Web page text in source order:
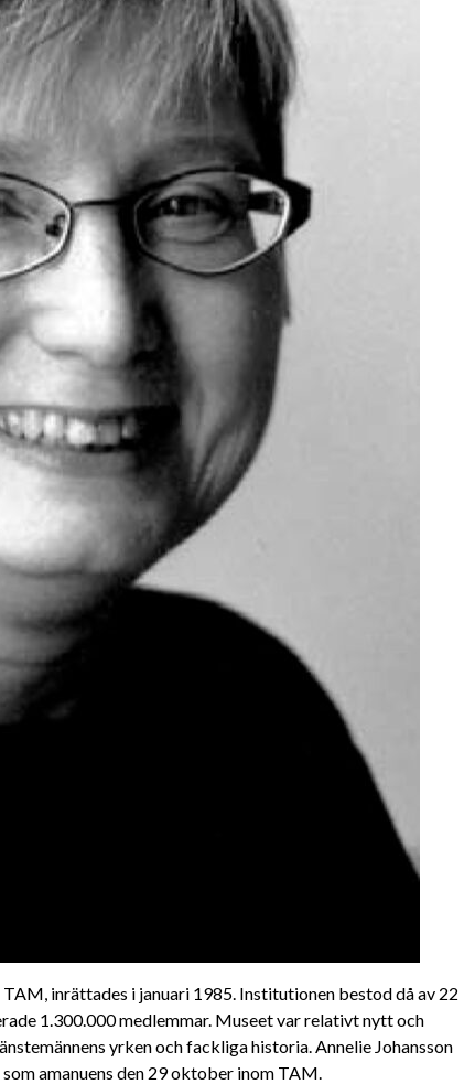
inrättades i januari 1985. Institutionen bestod då av 22
1.300.000 medlemmar. Museet var relativt nytt och
yrken och fackliga historia. Annelie Johansson
amanuens den 29 oktober inom TAM.